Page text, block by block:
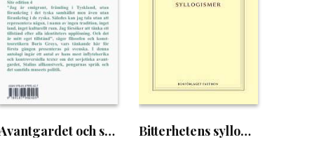
Avantgardet och samlingens logik Bitterhetens syllogismer